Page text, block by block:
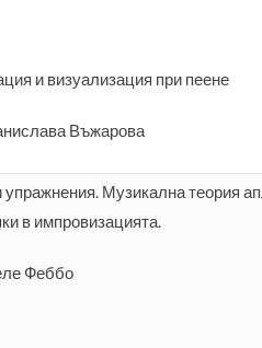
и визуализация при пеене
Въжарова
упражнения. Музикална теория
в импровизацията.
Феббо